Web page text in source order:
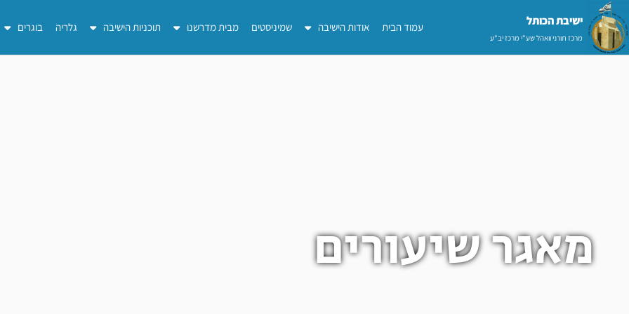
דילוג
לתוכן
ישיבת הכותל​
מרכז תורני וואהל שע"י מרכז יב"ע
עמוד הבית אודות הישיבה שמיניסטים מבית מדרשנו תוכניות הישיבה גלריה בוגרים
מאגר שיעורים